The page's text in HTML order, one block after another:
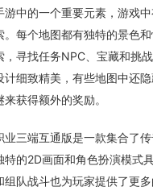
游中的一个重要元素，游戏
。每个地图都有独特的景色
，寻找任务NPC、宝藏和挑
细致精美，有些地图中还隐
获得额外的奖励。
业三端互通版是一款集合了
特的2D画面和角色扮演模式
组队战斗也为玩家提供了更